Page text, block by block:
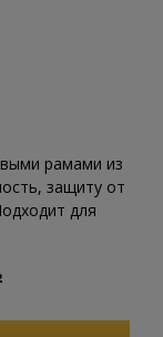
рамами из
защиту от
для